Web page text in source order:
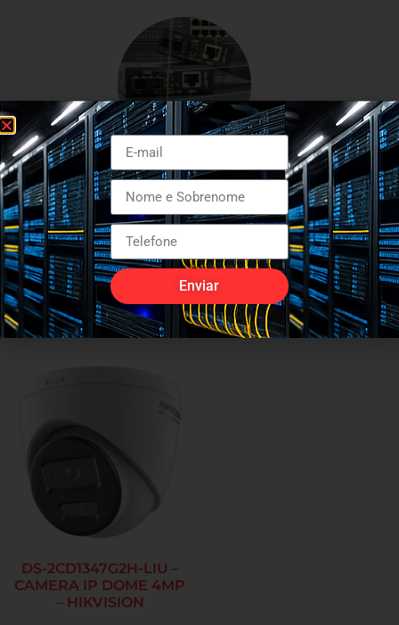
Conversores de media
DS-2CD1347G2H-LIU –
CAMERA IP DOME 4MP
– HIKVISION
Enviar